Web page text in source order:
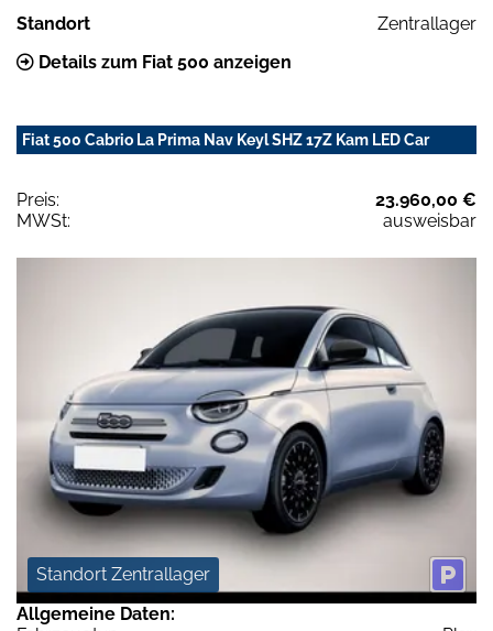
Standort
Zentrallager
Details zum Fiat 500 anzeigen
Fiat 500 Cabrio La Prima Nav Keyl SHZ 17Z Kam LED Car
Preis:
23.960,00 €
MWSt:
ausweisbar
Standort Zentrallager
Allgemeine Daten: